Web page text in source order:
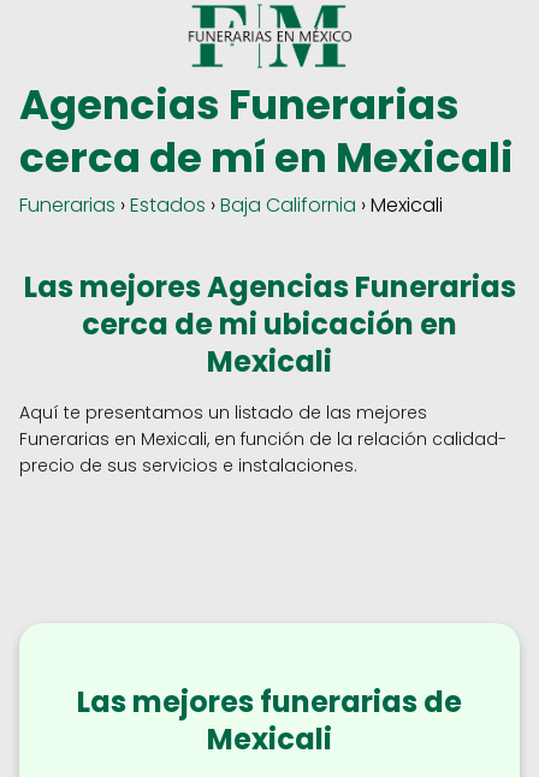
Agencias Funerarias
cerca de mí en Mexicali
Funerarias ›Estados ›Baja California › Mexicali
Las mejores Agencias Funerarias
cerca de mi ubicación en
Mexicali
Aquí te presentamos un listado de las mejores
Funerarias en Mexicali, en función de la relación calidad-
precio de sus servicios e instalaciones.
Las mejores funerarias de
Mexicali